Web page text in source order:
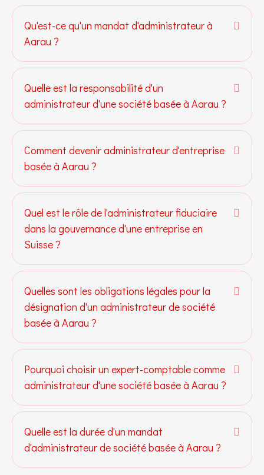
Qu'est-ce qu'un mandat d'administrateur à
Aarau ?
Quelle est la responsabilité d'un
administrateur d'une société basée à Aarau ?
Comment devenir administrateur d'entreprise
basée à Aarau ?
Quel est le rôle de l'administrateur fiduciaire
dans la gouvernance d'une entreprise en
Suisse ?
Quelles sont les obligations légales pour la
désignation d'un administrateur de société
basée à Aarau ?
Pourquoi choisir un expert-comptable comme
administrateur d'une société basée à Aarau ?
Quelle est la durée d'un mandat
d'administrateur de société basée à Aarau ?